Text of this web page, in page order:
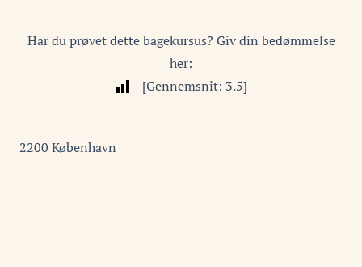
Har du prøvet dette bagekursus? Giv din bedømmelse
her:
[Gennemsnit: 3.5]
2200 København